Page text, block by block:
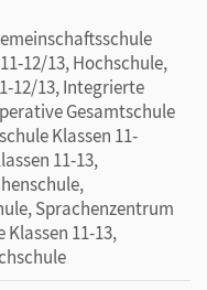
12/13, Hochschule,
12/13, Integrierte
Gesamtschule
Klassen 11-
11-13,
Sprachenzentrum
11-13,